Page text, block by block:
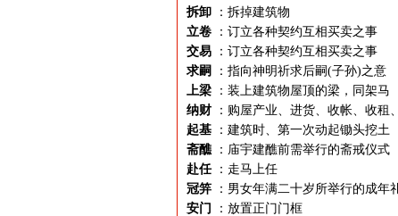
拆卸
：拆掉建筑物
立卷
：订立各种契约互相买卖之事
交易
：订立各种契约互相买卖之事
求嗣
：指向神明祈求后嗣(子孙)之意
上梁
：装上建筑物屋顶的梁，同架马
纳财
：购屋产业、进货、收帐、收租
起基
：建筑时、第一次动起锄头挖土
斋醮 ：庙宇建醮前需举行的斋戒仪式
赴任 ：走马上任
冠笄
：男女年满二十岁所举行的成年
安门
：放置正门门框